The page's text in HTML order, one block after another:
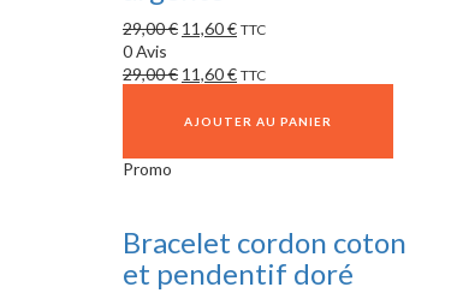
29,00€ 11,60€ TTC
0 Avis
29,00€ 11,60€ TTC
AJOUTER AU PANIER
Promo
Bracelet cordon coton
et pendentif doré